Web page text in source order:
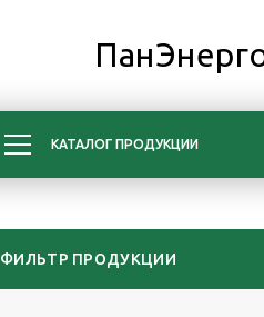
КАТАЛОГ ПРОДУКЦИИ
ФИЛЬТР ПРОДУКЦИИ